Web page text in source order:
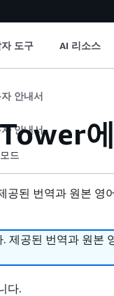
도구 AI 리소스
안내서
안내서
드
공된 번역과 원본 영
제공된 번역과 원본
다.